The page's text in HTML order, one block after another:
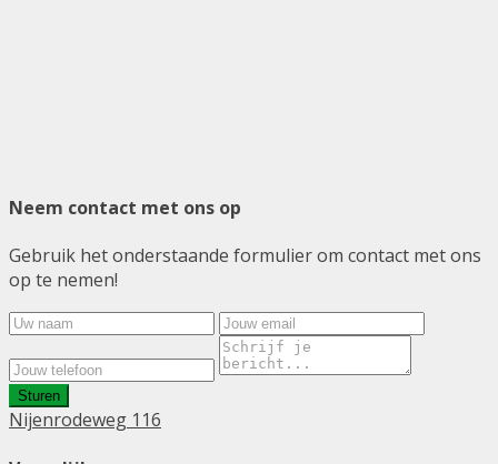
Neem contact met ons op
Gebruik het onderstaande formulier om contact met ons
op te nemen!
Sturen
Nijenrodeweg 116